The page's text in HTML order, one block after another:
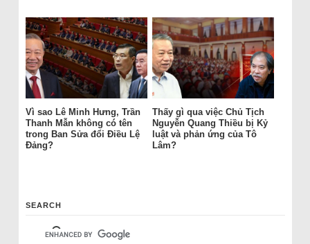
Vì sao Lê Minh Hưng, Trần
Thanh Mẫn không có tên
trong Ban Sửa đổi Điều Lệ
Đảng?
Thấy gì qua việc Chủ Tịch
Nguyễn Quang Thiều bị Kỷ
luật và phản ứng của Tô
Lâm?
SEARCH